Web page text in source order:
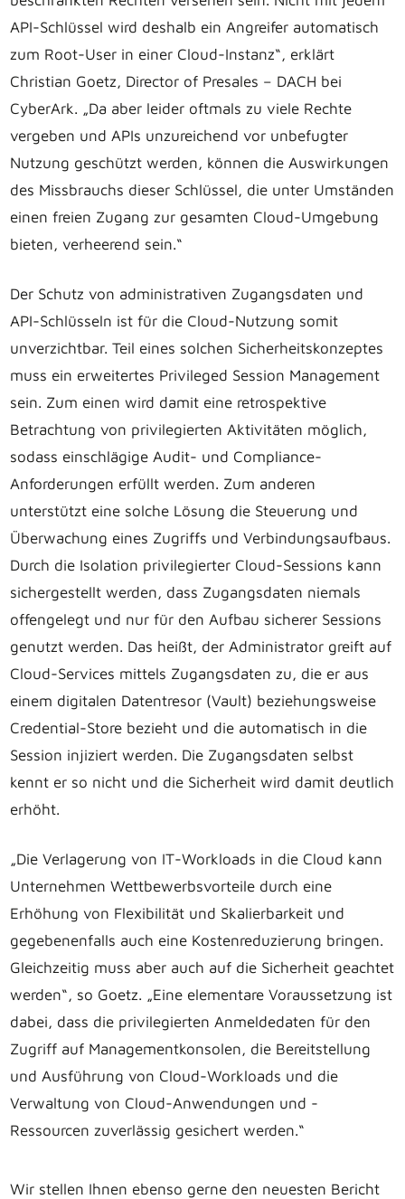
API-Schlüssel wird deshalb ein Angreifer automatisch
zum Root-User in einer Cloud-Instanz“, erklärt
Christian Goetz, Director of Presales – DACH bei
CyberArk. „Da aber leider oftmals zu viele Rechte
vergeben und APIs unzureichend vor unbefugter
Nutzung geschützt werden, können die Auswirkungen
des Missbrauchs dieser Schlüssel, die unter Umständen
einen freien Zugang zur gesamten Cloud-Umgebung
bieten, verheerend sein.“
Der Schutz von administrativen Zugangsdaten und
API-Schlüsseln ist für die Cloud-Nutzung somit
unverzichtbar. Teil eines solchen Sicherheitskonzeptes
muss ein erweitertes Privileged Session Management
sein. Zum einen wird damit eine retrospektive
Betrachtung von privilegierten Aktivitäten möglich,
sodass einschlägige Audit- und Compliance-
Anforderungen erfüllt werden. Zum anderen
unterstützt eine solche Lösung die Steuerung und
Überwachung eines Zugriffs und Verbindungsaufbaus.
Durch die Isolation privilegierter Cloud-Sessions kann
sichergestellt werden, dass Zugangsdaten niemals
offengelegt und nur für den Aufbau sicherer Sessions
genutzt werden. Das heißt, der Administrator greift auf
Cloud-Services mittels Zugangsdaten zu, die er aus
einem digitalen Datentresor (Vault) beziehungsweise
Credential-Store bezieht und die automatisch in die
Session injiziert werden. Die Zugangsdaten selbst
kennt er so nicht und die Sicherheit wird damit deutlich
erhöht.
„Die Verlagerung von IT-Workloads in die Cloud kann
Unternehmen Wettbewerbsvorteile durch eine
Erhöhung von Flexibilität und Skalierbarkeit und
gegebenenfalls auch eine Kostenreduzierung bringen.
Gleichzeitig muss aber auch auf die Sicherheit geachtet
werden“, so Goetz. „Eine elementare Voraussetzung ist
dabei, dass die privilegierten Anmeldedaten für den
Zugriff auf Managementkonsolen, die Bereitstellung
und Ausführung von Cloud-Workloads und die
Verwaltung von Cloud-Anwendungen und -
Ressourcen zuverlässig gesichert werden.“
Wir stellen Ihnen ebenso gerne den neuesten Bericht